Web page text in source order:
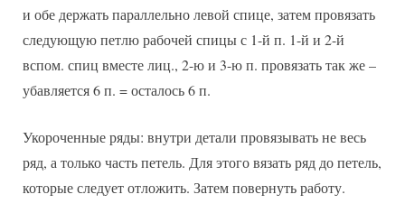
и обе держать параллельно левой спице, затем провязать
следующую петлю рабочей спицы с 1-й п. 1-й и 2-й
вспом. спиц вместе лиц., 2-ю и 3-ю п. провязать так же –
убавляется 6 п. = осталось 6 п.
Укороченные ряды: внутри детали провязывать не весь
ряд, а только часть петель. Для этого вязать ряд до петель,
которые следует отложить. Затем повернуть работу.